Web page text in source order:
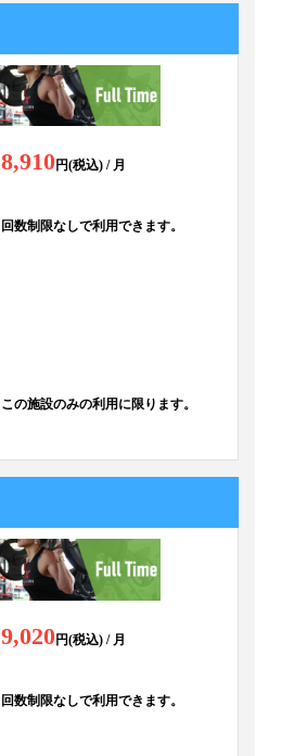
8,910円(税込) / 月
回数制限なしで利用できます。
この施設のみの利用に限ります。
9,020円(税込) / 月
回数制限なしで利用できます。